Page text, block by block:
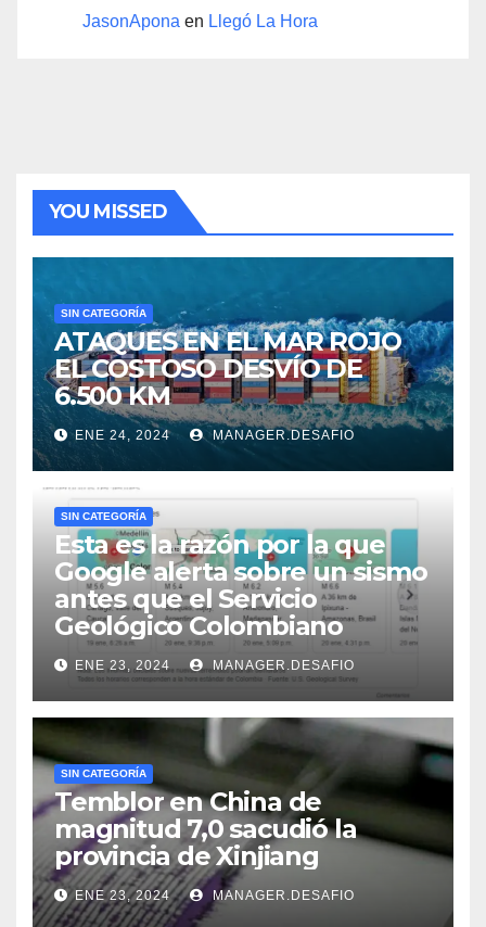
JasonApona en Llegó La Hora
YOU MISSED
SIN CATEGORÍA
ATAQUES EN EL MAR ROJO
EL COSTOSO DESVÍO DE
6.500 KM
ENE 24, 2024 MANAGER.DESAFIO
SIN CATEGORÍA
Esta es la razón por la que
Google alerta sobre un sismo
antes que el Servicio
Geológico Colombiano
ENE 23, 2024 MANAGER.DESAFIO
SIN CATEGORÍA
Temblor en China de
magnitud 7,0 sacudió la
provincia de Xinjiang
ENE 23, 2024 MANAGER.DESAFIO